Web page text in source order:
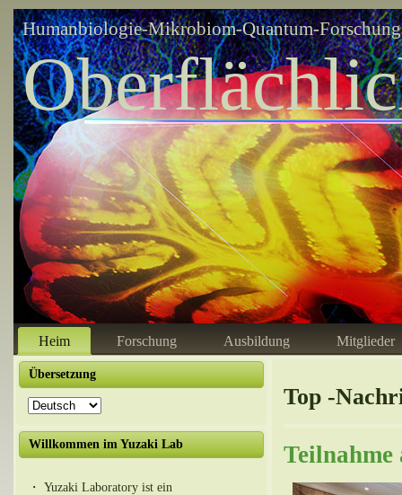
Humanbiologie-Mikrobiom-Quantum-
Heim Forschung Ausbildung Mitglieder
Übersetzung
Willkommen im Yuzaki Lab
・ Yuzaki Laboratory ist ein
Top -
Teilnahme